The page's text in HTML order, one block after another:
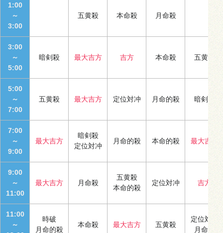
1:00
～
3:00
五黄殺 本命殺 月命殺
3:00
～
5:00
暗剣殺 最大吉方 吉方 本命殺 五黄殺
5:00
～
7:00
五黄殺 最大吉方 定位対冲 月命的殺 暗剣殺
7:00
～
9:00
最大吉方
暗剣殺
定位対冲
月命的殺 本命的殺 最大吉方
9:00
～
11:00
最大吉方 月命殺
五黄殺
本命的殺
定位対冲 吉方
11:00
～
時破
月命的殺
本命殺 最大吉方 五黄殺
定位対冲
月命殺